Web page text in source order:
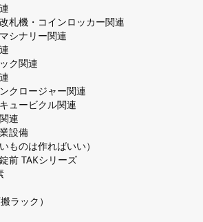
札機・コインロッカー関連
シナリー関連
ク関連
クロージャー関連
ュービクル関連
連
設備
ものは作ればいい）
前 TAKシリーズ
ラック）